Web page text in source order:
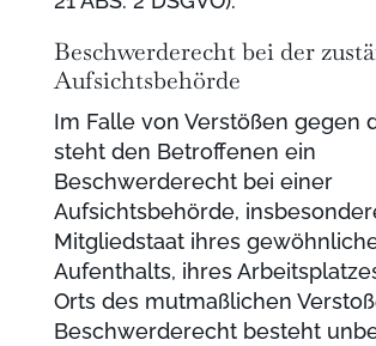
Beschwerde­recht bei der
Aufsichts­behörde
Im Falle von Verstößen gegen
steht den Betroffenen ein
Beschwerderecht bei einer
Aufsichtsbehörde,
Mitgliedstaat ihres
Aufenthalts, ihres
Orts des mutmaßlichen
Beschwerderecht besteht